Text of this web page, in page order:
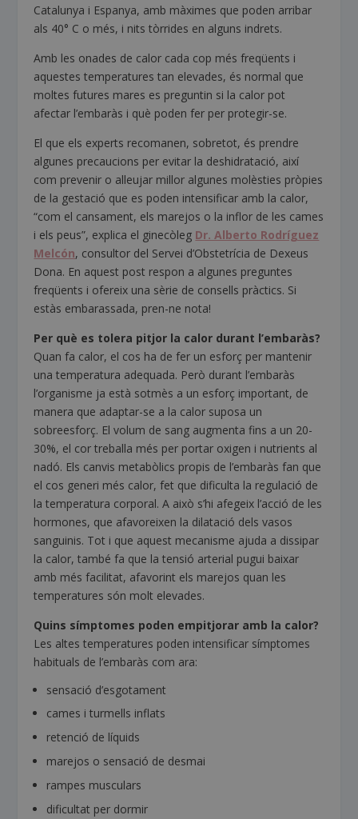
Catalunya i Espanya, amb màximes que poden arribar
als 40° C o més, i nits tòrrides en alguns indrets.
Amb les onades de calor cada cop més freqüents i
aquestes temperatures tan elevades, és normal que
moltes futures mares es preguntin si la calor pot
afectar l’embaràs i què poden fer per protegir-se.
El que els experts recomanen, sobretot, és prendre
algunes precaucions per evitar la deshidratació, així
com prevenir o alleujar millor algunes molèsties pròpies
de la gestació que es poden intensificar amb la calor,
“com el cansament, els marejos o la inflor de les cames
i els peus”, explica el ginecòleg Dr. Alberto Rodríguez
Melcón, consultor del Servei d’Obstetrícia de Dexeus
Dona. En aquest post respon a algunes preguntes
freqüents i ofereix una sèrie de consells pràctics. Si
estàs embarassada, pren-ne nota!
Per què es tolera pitjor la calor durant l’embaràs?
Quan fa calor, el cos ha de fer un esforç per mantenir
una temperatura adequada. Però durant l’embaràs
l’organisme ja està sotmès a un esforç important, de
manera que adaptar-se a la calor suposa un
sobreesforç. El volum de sang augmenta fins a un 20-
30%, el cor treballa més per portar oxigen i nutrients al
nadó. Els canvis metabòlics propis de l’embaràs fan que
el cos generi més calor, fet que dificulta la regulació de
la temperatura corporal. A això s’hi afegeix l’acció de les
hormones, que afavoreixen la dilatació dels vasos
sanguinis. Tot i que aquest mecanisme ajuda a dissipar
la calor, també fa que la tensió arterial pugui baixar
amb més facilitat, afavorint els marejos quan les
temperatures són molt elevades.
Quins símptomes poden empitjorar amb la calor?
Les altes temperatures poden intensificar símptomes
habituals de l’embaràs com ara:
sensació d’esgotament
cames i turmells inflats
retenció de líquids
marejos o sensació de desmai
rampes musculars
dificultat per dormir